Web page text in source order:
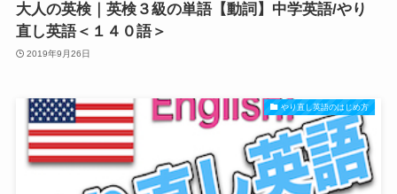
大人の英検｜英検３級の単語【動詞】中学英語/やり
直し英語＜１４０語＞
2019年9月26日
やり直し英語のはじめ方